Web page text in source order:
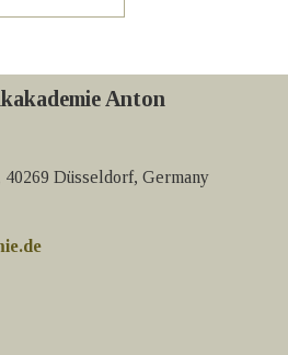
Anton
Düsseldorf, Germany